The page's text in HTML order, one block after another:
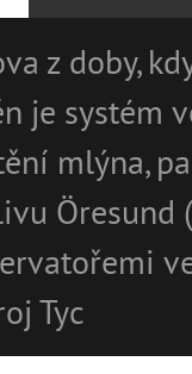
z doby,
je systém
mlýna,
Öresund
Tyc